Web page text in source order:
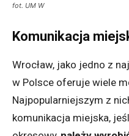
fot. UM W
Komunikacja
Wrocław, jako jedno z
w Polsce oferuje wiele
Najpopularniejszym z
komunikacja miejska,